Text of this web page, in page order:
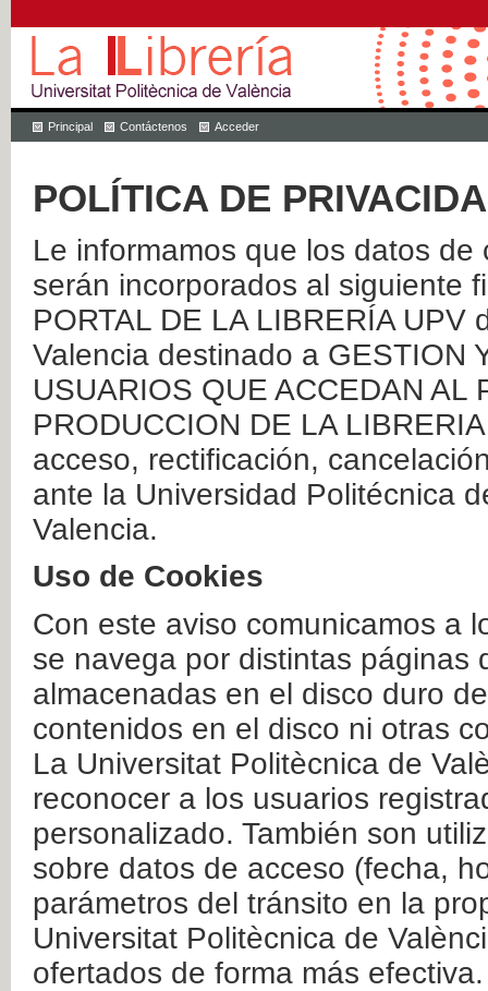
Principal Contáctenos Acceder
POLÍTICA DE
Le informamos que los datos
serán incorporados al siguiente
PORTAL DE LA LIBRERÍA
Valencia destinado a GESTION
USUARIOS QUE ACCEDAN AL
PRODUCCION DE LA
acceso, rectificación,
ante la Universidad Politécnica
Valencia.
Uso de Cookies
Con este aviso comunicamos a
se navega por distintas páginas
almacenadas en el disco duro
contenidos en el disco ni otras
La Universitat Politècnica de
reconocer a los usuarios
personalizado. También son
sobre datos de acceso (fecha,
parámetros del tránsito en la
Universitat Politècnica de
ofertados de forma más efectiva.